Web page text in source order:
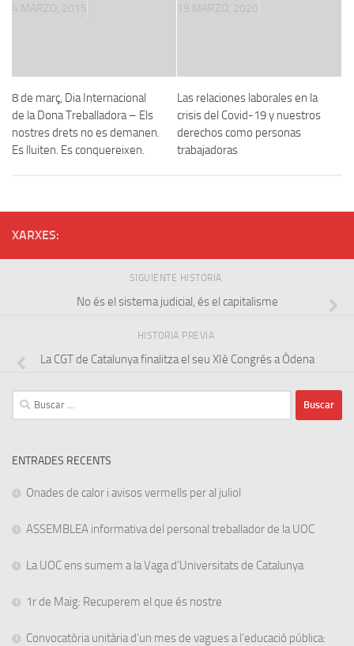
8 de març, Dia Internacional
de la Dona Treballadora – Els
nostres drets no es demanen.
Es lluiten. Es conquereixen.
4 MARZO, 2015
Las relaciones laborales en la
crisis del Covid-19 y nuestros
derechos como personas
trabajadoras
19 MARZO, 2020
XARXES:
SIGUIENTE HISTORIA
No és el sistema judicial, és el capitalisme
HISTORIA PREVIA
La CGT de Catalunya finalitza el seu XIè Congrés a Òdena
Buscar:
ENTRADES RECENTS
Onades de calor i avisos vermells per al juliol
ASSEMBLEA informativa del personal treballador de la UOC
La UOC ens sumem a la Vaga d’Universitats de Catalunya
1r de Maig: Recuperem el que és nostre
Convocatòria unitària d’un mes de vagues a l’educació pública: